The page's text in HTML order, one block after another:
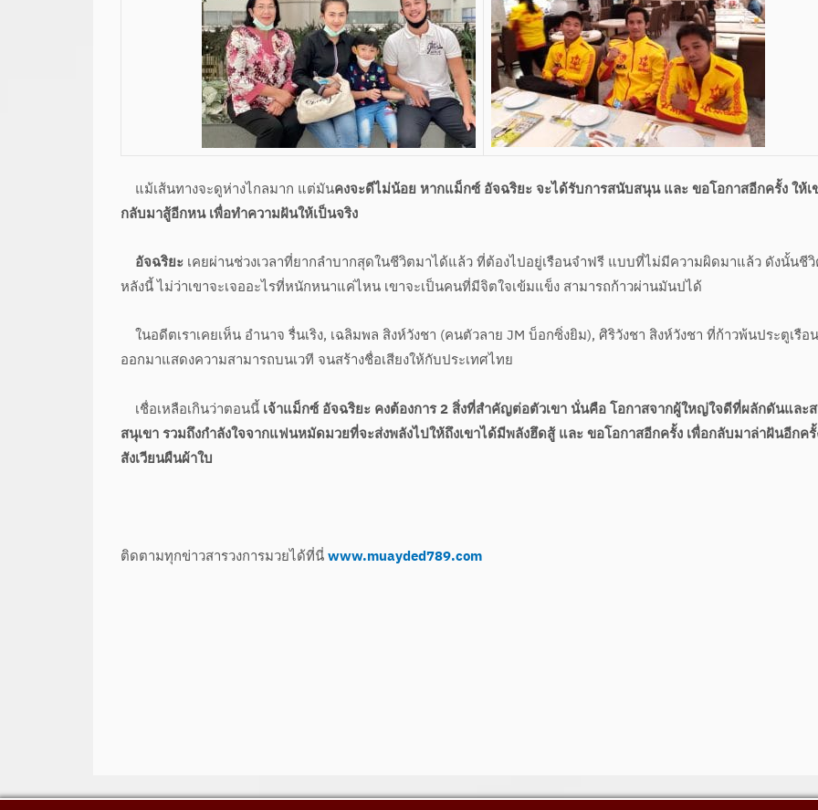
แม้เส้นทางจะดูห่างไกลมาก แต่มันคงจะดีไม่น้อย หากแม็กซ์ อัจฉริยะ จะได้รับการสนับสนุน และ ขอโอกาสอีกครั้ง ให้เ
กลับมาสู้อีกหน เพื่อทำความฝันให้เป็นจริง
อัจฉริยะ เคยผ่านช่วงเวลาที่ยากลำบากสุดในชีวิตมาได้แล้ว ที่ต้องไปอยู่เรือนจำฟรี แบบที่ไม่มีความผิดมาแล้ว ดังนั้นชี
หลังนี้ ไม่ว่าเขาจะเจออะไรที่หนักหนาแค่ไหน เขาจะเป็นคนที่มีจิตใจเข้มแข็ง สามารถก้าวผ่านมันปได้
ในอดีตเราเคยเห็น อำนาจ รื่นเริง, เฉลิมพล สิงห์วังชา (คนตัวลาย JM บ็อกซิ่งยิม), ศิริวังชา สิงห์วังชา ที่ก้าวพ้นประตูเรือ
ออกมาแสดงความสามารถบนเวที จนสร้างชื่อเสียงให้กับประเทศไทย
เชื่อเหลือเกินว่าตอนนี้ เจ้าแม็กซ์ อัจฉริยะ คงต้องการ 2 สิ่งที่สำคัญต่อตัวเขา นั่นคือ โอกาสจากผู้ใหญ่ใจดีที่ผลักดันและ
สนุเขา รวมถึงกำลังใจจากแฟนหมัดมวยที่จะส่งพลังไปให้ถึงเขาได้มีพลังฮึดสู้ และ ขอโอกาสอีกครั้ง เพื่อกลับมาล่าฝันอีกค
สังเวียนผืนผ้าใบ
ติดตามทุกข่าวสารวงการมวยได้ที่นี่www.muayded789.com